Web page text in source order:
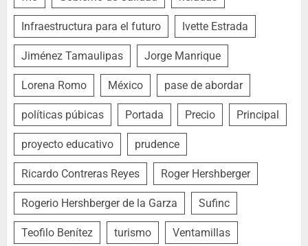
Infraestructura para el futuro Ivette Estrada
Jiménez Tamaulipas Jorge Manrique
Lorena Romo México pase de abordar
políticas púbicas Portada Precio Principal
proyecto educativo prudence
Ricardo Contreras Reyes Roger Hershberger
Rogerio Hershberger de la Garza Sufinc
Teofilo Benítez turismo Ventamillas